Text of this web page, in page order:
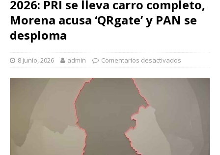
2026: PRI se lleva carro completo,
Morena acusa ‘QRgate’ y PAN se
desploma
8 junio, 2026 admin Comentarios desactivados